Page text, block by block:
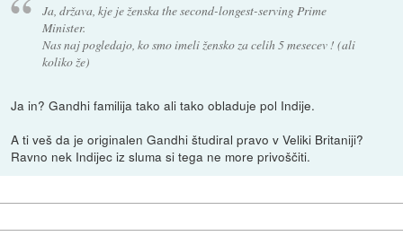
Ja, država, kje je ženska the second-longest-serving Prime
Minister.
Nas naj pogledajo, ko smo imeli žensko za celih 5 mesecev ! (ali
koliko že)
Ja in? Gandhi familija tako ali tako obladuje pol Indije.
A ti veš da je originalen Gandhi študiral pravo v Veliki Britaniji?
Ravno nek Indijec iz sluma si tega ne more privoščiti.